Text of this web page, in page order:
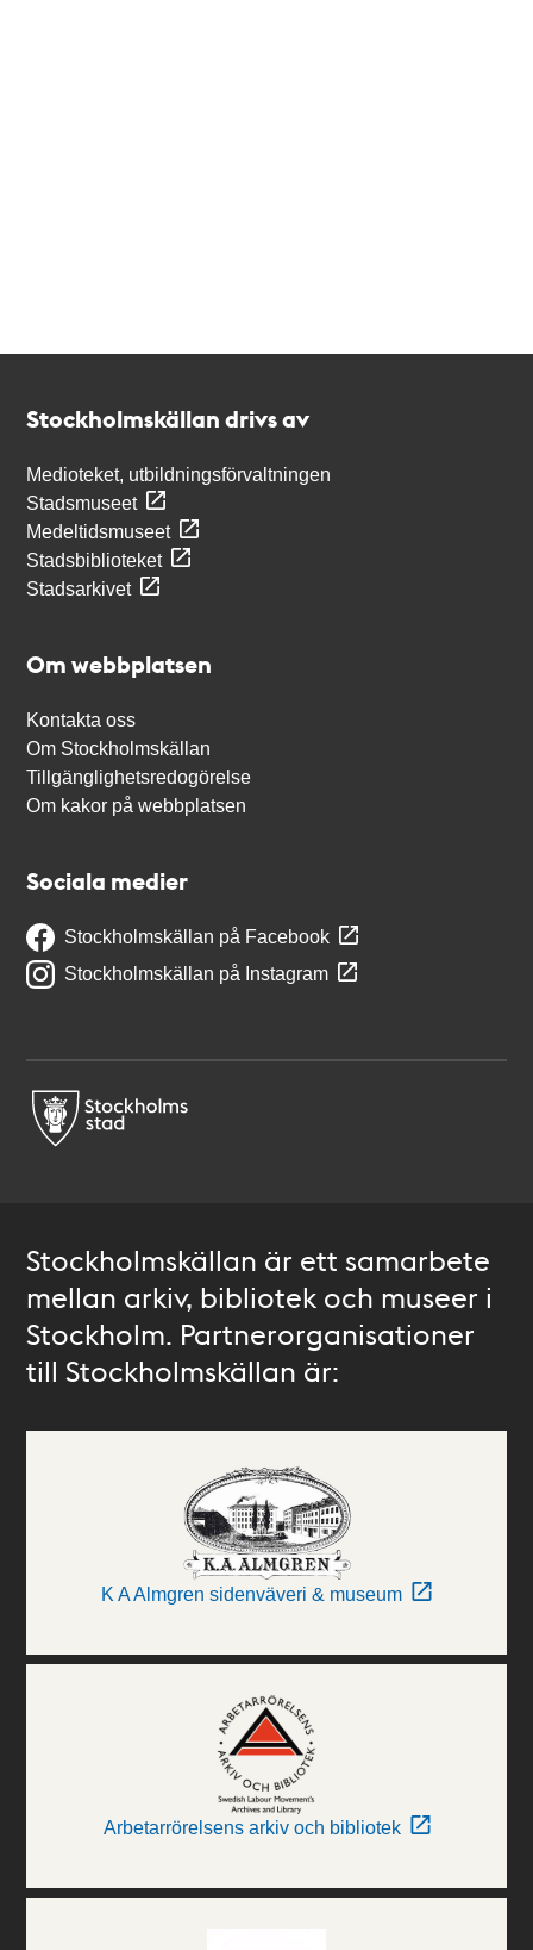
Stockholmskällan drivs av
Medioteket, utbildningsförvaltningen
Stadsmuseet
Medeltidsmuseet
Stadsbiblioteket
Stadsarkivet
Om webbplatsen
Kontakta oss
Om Stockholmskällan
Tillgänglighetsredogörelse
Om kakor på webbplatsen
Sociala medier
Stockholmskällan på Facebook
Stockholmskällan på Instagram
Stockholmskällan är ett samarbete
mellan arkiv, bibliotek och museer i
Stockholm. Partnerorganisationer
till Stockholmskällan är:
K A Almgren sidenväveri & museum
Arbetarrörelsens arkiv och bibliotek